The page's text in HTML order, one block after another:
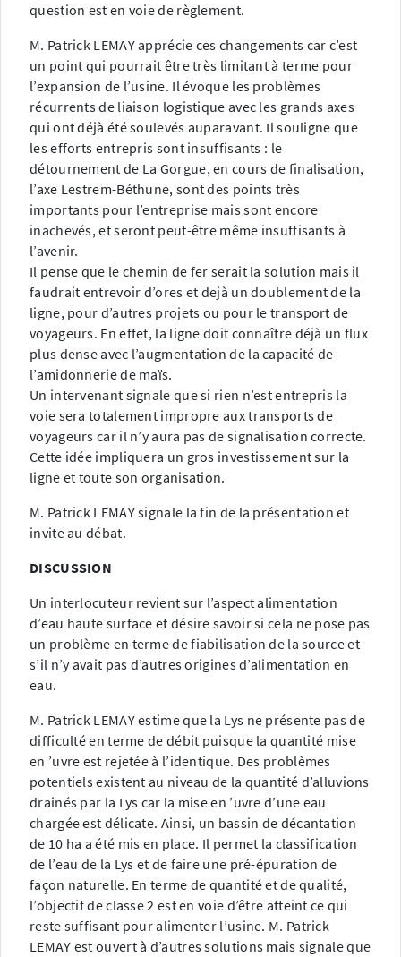
question est en voie de règlement.
M. Patrick LEMAY apprécie ces changements car c’est
un point qui pourrait être très limitant à terme pour
l’expansion de l’usine. Il évoque les problèmes
récurrents de liaison logistique avec les grands axes
qui ont déjà été soulevés auparavant. Il souligne que
les efforts entrepris sont insuffisants : le
détournement de La Gorgue, en cours de finalisation,
l’axe Lestrem-Béthune, sont des points très
importants pour l’entreprise mais sont encore
inachevés, et seront peut-être même insuffisants à
l’avenir.
Il pense que le chemin de fer serait la solution mais il
faudrait entrevoir d’ores et dejà un doublement de la
ligne, pour d’autres projets ou pour le transport de
voyageurs. En effet, la ligne doit connaître déjà un flux
plus dense avec l’augmentation de la capacité de
l’amidonnerie de maïs.
Un intervenant signale que si rien n’est entrepris la
voie sera totalement impropre aux transports de
voyageurs car il n’y aura pas de signalisation correcte.
Cette idée impliquera un gros investissement sur la
ligne et toute son organisation.
M. Patrick LEMAY signale la fin de la présentation et
invite au débat.
DISCUSSION
Un interlocuteur revient sur l’aspect alimentation
d’eau haute surface et désire savoir si cela ne pose pas
un problème en terme de fiabilisation de la source et
s’il n’y avait pas d’autres origines d’alimentation en
eau.
M. Patrick LEMAY estime que la Lys ne présente pas de
difficulté en terme de débit puisque la quantité mise
en ’uvre est rejetée à l’identique. Des problèmes
potentiels existent au niveau de la quantité d’alluvions
drainés par la Lys car la mise en ’uvre d’une eau
chargée est délicate. Ainsi, un bassin de décantation
de 10 ha a été mis en place. Il permet la classification
de l’eau de la Lys et de faire une pré-épuration de
façon naturelle. En terme de quantité et de qualité,
l’objectif de classe 2 est en voie d’être atteint ce qui
reste suffisant pour alimenter l’usine. M. Patrick
LEMAY est ouvert à d’autres solutions mais signale que